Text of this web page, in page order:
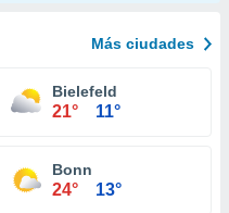
Más ciudades
Bielefeld
21° 11°
Bonn
24° 13°